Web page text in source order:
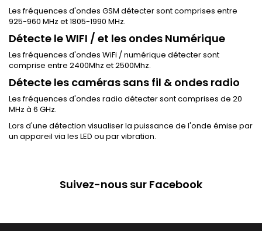
Les fréquences d'ondes GSM détecter sont comprises entre
925-960 MHz et 1805-1990 MHz.
Détecte le WIFI / et les ondes Numérique
Les fréquences d'ondes WiFi / numérique détecter sont
comprise entre 2400Mhz et 2500Mhz.
Détecte les caméras sans fil & ondes radio
Les fréquences d'ondes radio détecter sont comprises de 20
MHz à 6 GHz.
Lors d'une détection visualiser la puissance de l'onde émise par
un appareil via les LED ou par vibration.
Suivez-nous sur Facebook